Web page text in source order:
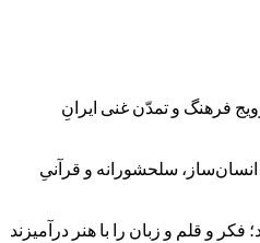
فرهنگ و تمدّن غنی ایرانِ
سلحشورانه و قرآنیِ
و قلم و زبان را با هنر درآمیزند